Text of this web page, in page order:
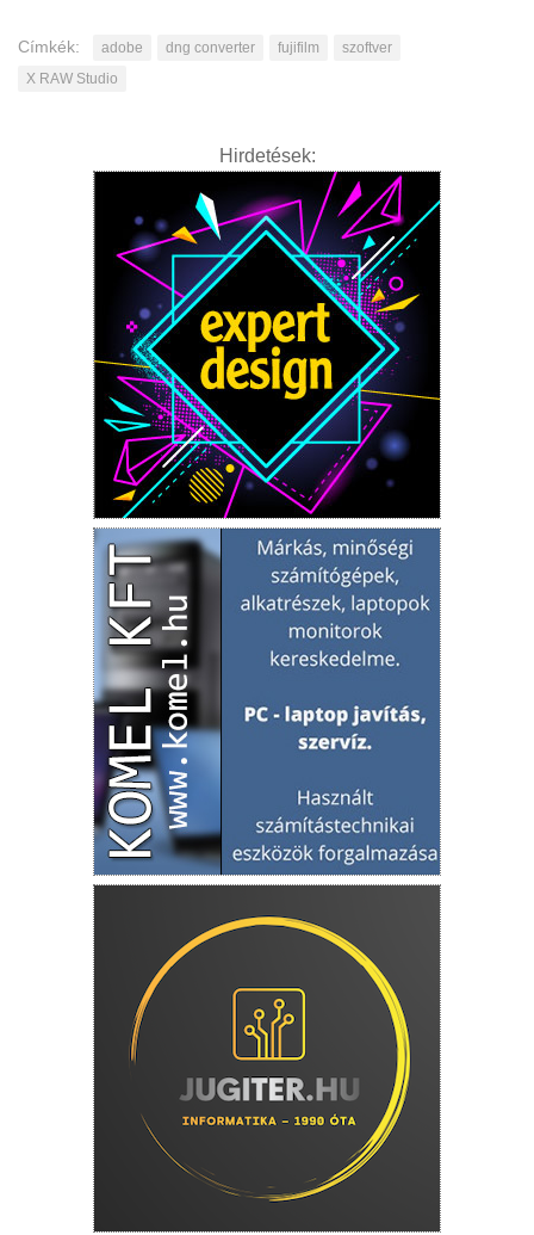
Címkék: adobe dng converter fujifilm
szoftver
X RAW Studio
Hirdetések: